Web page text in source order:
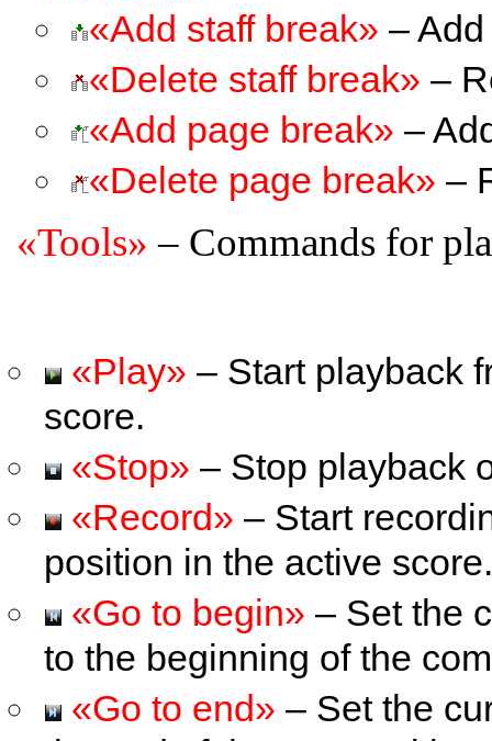
«Add staff break» –
«Delete staff break» –
«Add page break» –
«Delete page break» –
«Tools» – Commands for
«Play» – Start playback
score.
«Stop» – Stop playback
«Record» – Start
position in the active score.
«Go to begin» – Set the
to the beginning of the
«Go to end» – Set the